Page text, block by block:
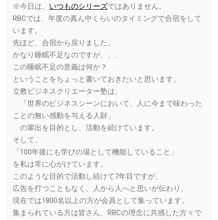
※今日は、 いつものシリーズではありません。
RBCでは、年度の真ん中くらいのタイミングで合宿をして
います。
先ほど、合宿から戻りました。
かなり睡眠不足なのですが、、、
この睡眠不足の意義は何か？
ということをちょっと書いておきたいと思います。
立教ビジネスクリエーター塾は、
「世界のビジネスシーンにおいて、人に今まで味わった
ことの無い感動を与える人財」
の輩出を目的とし、活動を続けています。
そして、
「100年後にも学びの場として機能していること」
を私は常に心がけています。
このような目的で活動し続けて7年目ですが、
広告を打つこともなく、人から人へと思いが伝わり、
現在では1800名以上の方が会員として集っています。
集まられている方は皆さん、RBCの理念に共感した方々で